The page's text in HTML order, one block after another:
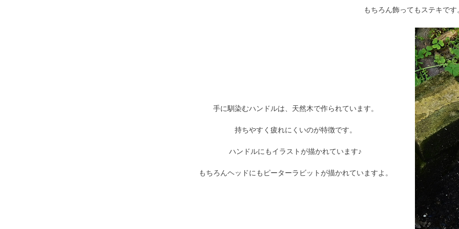
もちろん飾ってもステキです
手に馴染むハンドルは、天然木で作られています。
持ちやすく疲れにくいのが特徴です。
ハンドルにもイラストが描かれています♪
もちろんヘッドにもピーターラビットが描かれていますよ。